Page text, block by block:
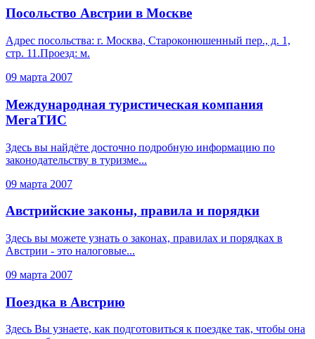
Посольство Австрии в Москве
Адрес посольства: г. Москва, Староконюшенный пер., д. 1,
стр. 11.Проезд: м.
09 марта 2007
Международная туристическая компания
МегаТИС
Здесь вы найдёте досточно подробную информацию по
законодательству в туризме...
09 марта 2007
Австрийские законы, правила и порядки
Здесь вы можете узнать о законах, правилах и порядках в
Австрии - это налоговые...
09 марта 2007
Поездка в Австрию
Здесь Вы узнаете, как подготовиться к поездке так, чтобы она